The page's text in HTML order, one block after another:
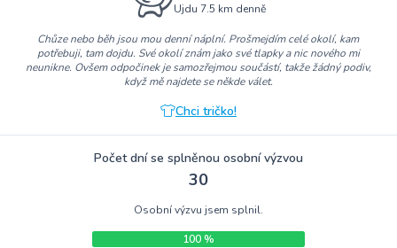
Ujdu 7.5 km denně
Chůze nebo běh jsou mou denní náplní. Prošmejdím celé okolí, kam
potřebuji, tam dojdu. Své okolí znám jako své tlapky a nic nového mi
neunikne. Ovšem odpočinek je samozřejmou součástí, takže žádný podiv,
když mě najdete se někde válet.
Chci tričko!
Počet dní se splněnou osobní výzvou
30
Osobní výzvu jsem splnil.
100 %